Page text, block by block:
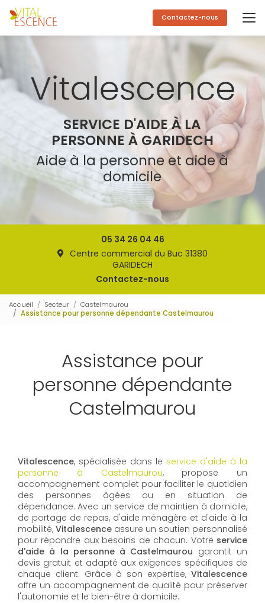
Aller
au
contenu
principal
Contactez-nous
SERVICE D'AIDE À LA
PERSONNE À GARIDECH
Aide à la personne et aide à
domicile
05 34 26 04 46
Centre commercial du Buc 31380
GARIDECH
Contactez-nous
Accueil Secteur
Castelmaurou
Assistance pour personne dépendante Castelmaurou
Assistance pour
personne dépendante
Castelmaurou
Vitalescence, spécialisée dans le service d'aide à la
personne à Castelmaurou, propose un
accompagnement complet pour faciliter le quotidien
des personnes âgées ou en situation de
dépendance. Avec un service de maintien à domicile,
de portage de repas, d'aide ménagère et d'aide à la
mobilité, Vitalescence assure un soutien personnalisé
pour répondre aux besoins de chacun. Votre service
d'aide à la personne à Castelmaurou garantit un
devis gratuit et adapté aux exigences spécifiques de
chaque client. Grâce à son expertise, Vitalescence
offre un accompagnement de qualité pour préserver
l'autonomie et le bien-être à domicile.